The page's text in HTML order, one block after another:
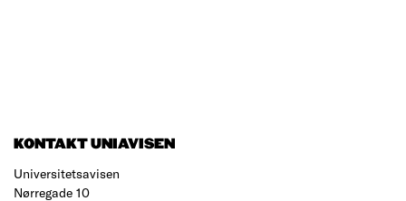
KONTAKT UNIAVISEN
Universitetsavisen
Nørregade 10